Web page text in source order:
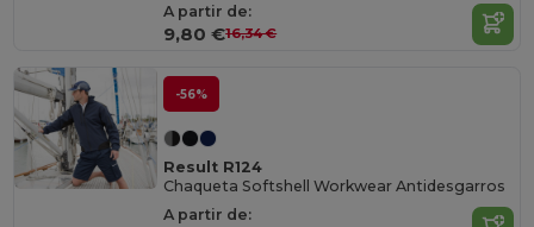
A partir de:
9,80 €16,34 €
-56%
Result R124
Chaqueta Softshell Workwear Antidesgarros
A partir de: